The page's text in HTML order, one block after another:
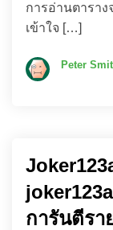
การอ่านตาราง
เข้าใจ […]
Peter
การันตีรา